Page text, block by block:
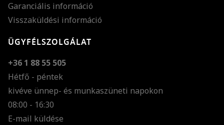
Garanciális információ
Visszaküldési információ
ÜGYFÉLSZOLGÁLAT
+36 1 88 55 505
Hétfő - péntek
kivéve ünnep- és munkaszüneti napokon
08:00 - 16:30
E-mail küldése